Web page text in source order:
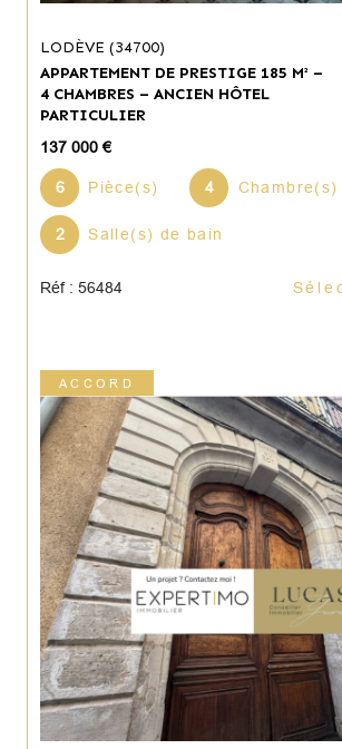
LODÈVE (34700)
APPARTEMENT DE PRESTIGE 185 M² –
4 CHAMBRES – ANCIEN HÔTEL
PARTICULIER
137 000 €
6 Pièce(s) 4 Chambre(s)
2 Salle(s) de bain
Réf : 56484
ACCORD